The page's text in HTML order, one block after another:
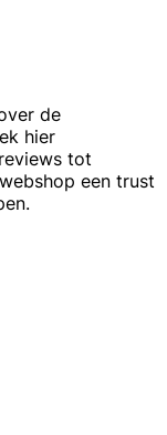
de
hier
tot
een trust